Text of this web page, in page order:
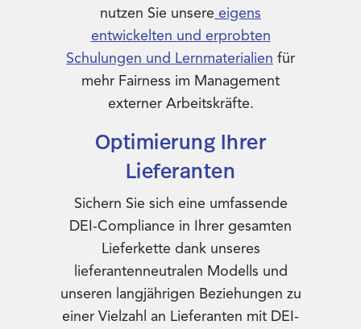
nutzen Sie unsere eigens
entwickelten und erprobten
Schulungen und Lernmaterialien für
mehr Fairness im Management
externer Arbeitskräfte.​
Optimierung Ihrer
Lieferanten
Sichern Sie sich eine umfassende
DEI-Compliance in Ihrer gesamten
Lieferkette dank unseres
lieferantenneutralen Modells und
unseren langjährigen Beziehungen zu
einer Vielzahl an Lieferanten mit DEI-